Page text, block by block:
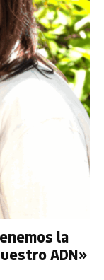
la
ADN»